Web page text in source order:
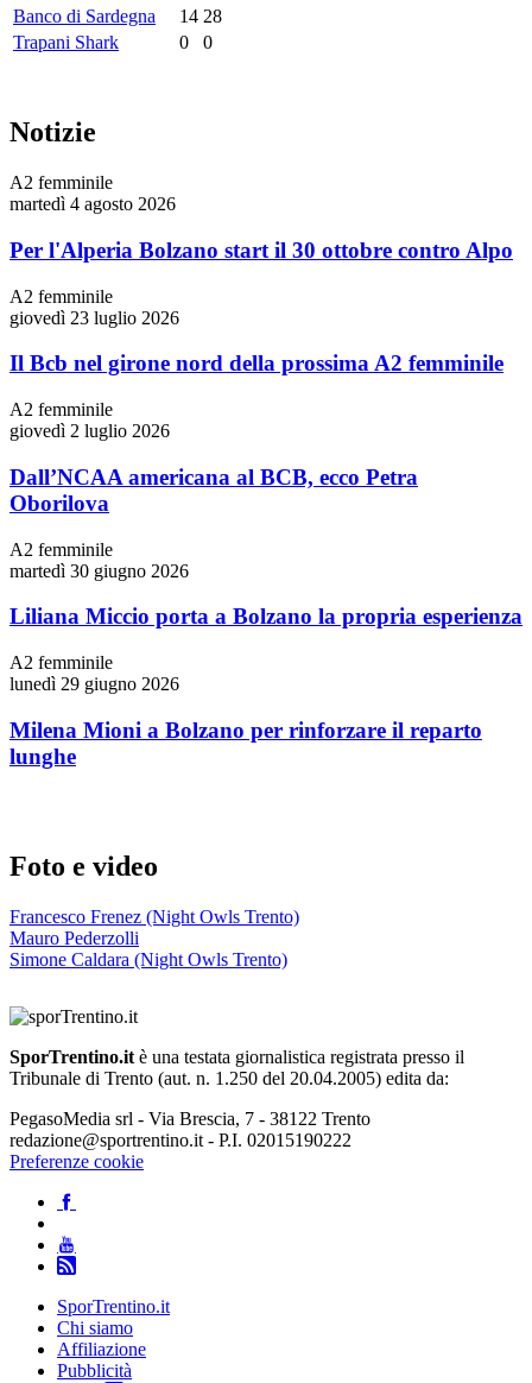
Banco di Sardegna
14 28
Trapani Shark
0 0
Notizie
A2 femminile
martedì 4 agosto 2026
Per l'Alperia Bolzano start il 30 ottobre contro Alpo
A2 femminile
giovedì 23 luglio 2026
Il Bcb nel girone nord della prossima A2 femminile
A2 femminile
giovedì 2 luglio 2026
Dall’NCAA americana al BCB, ecco Petra
Oborilova
A2 femminile
martedì 30 giugno 2026
Liliana Miccio porta a Bolzano la propria esperienza
A2 femminile
lunedì 29 giugno 2026
Milena Mioni a Bolzano per rinforzare il reparto
lunghe
Foto e video
Francesco Frenez (Night Owls Trento)
Mauro Pederzolli
Simone Caldara (Night Owls Trento)
SporTrentino.it è una testata giornalistica registrata presso il
Tribunale di Trento (aut. n. 1.250 del 20.04.2005) edita da:
PegasoMedia srl - Via Brescia, 7 - 38122 Trento
redazione@sportrentino.it - P.I. 02015190222
Preferenze cookie
SporTrentino.it
Chi siamo
Affiliazione
Pubblicità